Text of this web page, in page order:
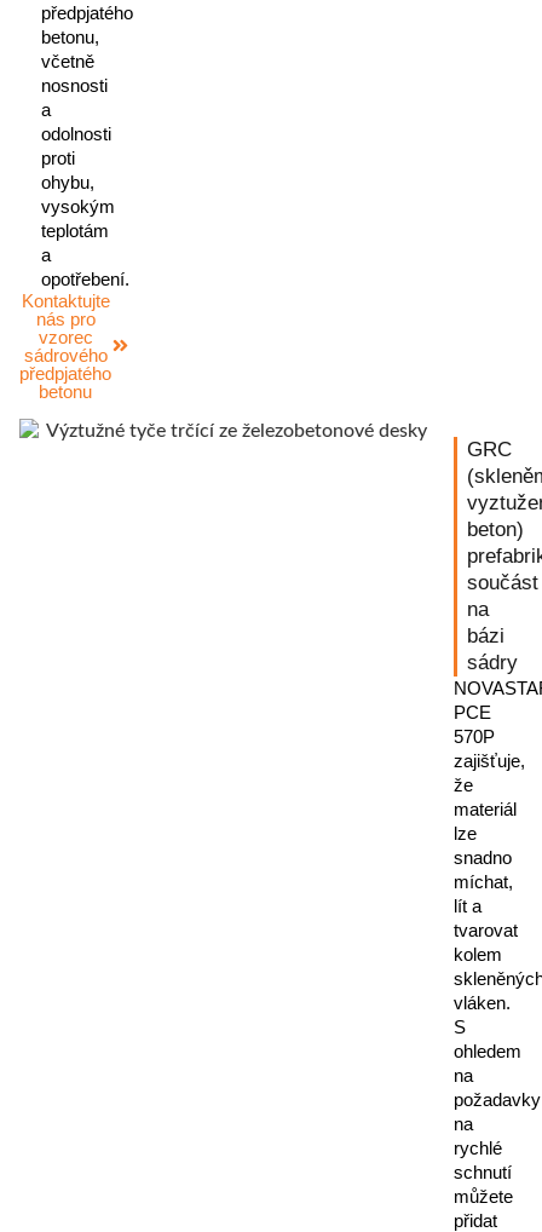
předpjatého
betonu,
včetně
nosnosti
a
odolnosti
proti
ohybu,
vysokým
teplotám
a
opotřebení.
Kontaktujte
nás pro
vzorec
sádrového
předpjatého
betonu
GRC
beton)
součást
na
bázi
sádry
PCE
570P
zajišťuje,
že
materiál
lze
snadno
míchat,
lít a
tvarovat
kolem
vláken.
S
ohledem
na
požadavky
na
rychlé
schnutí
můžete
přidat